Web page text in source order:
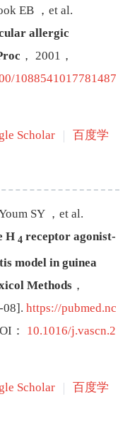
EB ， et al.
allergic
， 2001 ，
1088541017781487
Scholar 百度学
SY ， et al.
H 4 receptor agonist-
model in guinea
Methods ，
08]. https://pubmed.nc
： 10.1016/j.vascn.2
Scholar 百度学